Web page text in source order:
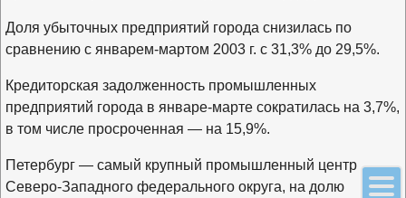
Доля убыточных предприятий города снизилась по
сравнению с январем-мартом 2003 г. с 31,3% до 29,5%.
Кредиторская задолженность промышленных
предприятий города в январе-марте сократилась на 3,7%,
в том числе просроченная — на 15,9%.
Петербург — самый крупный промышленный центр
Северо-Западного федерального округа, на долю